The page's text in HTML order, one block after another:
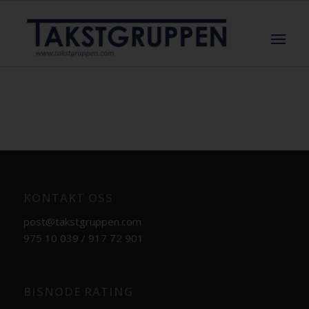
post@takstgruppen.com
975 10 039 / 917 72 901